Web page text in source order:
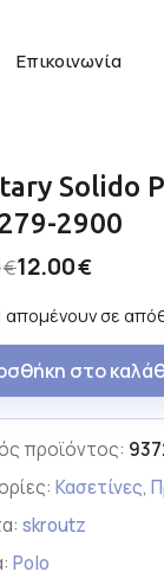
Επικοινωνία
Solido
2900
€12.00€
απομένουν σε
στο
προϊόντος:
Κασετίνες,
skroutz
Polo